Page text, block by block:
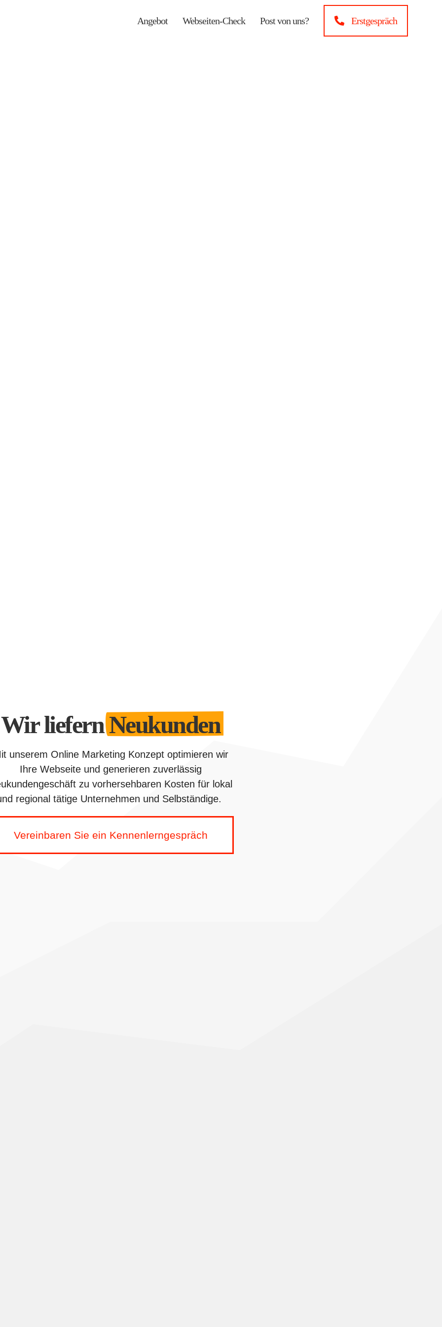
Angebot Webseiten-Check Post von uns? Erstgespräch
Wir liefernNeukunden
unserem Online Marketing Konzept optimieren wir
Ihre Webseite und generieren zuverlässig
zu vorhersehbaren Kosten für lokal
regional tätige Unternehmen und Selbständige.
Vereinbaren Sie ein Kennenlerngespräch